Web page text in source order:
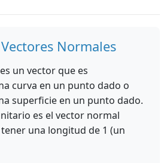
Normales
un vector que es
curva en un punto dado o
superficie en un punto dado.
es el vector normal
una longitud de 1 (un